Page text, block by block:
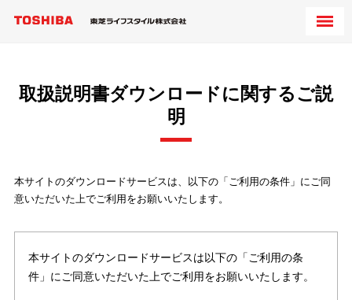
取扱説明書ダウンロードに関するご説
明
本サイトのダウンロードサービスは、以下の「ご利用の条件」にご同
意いただいた上でご利用をお願いいたします。
本サイトのダウンロードサービスは以下の「ご利用の条
件」にご同意いただいた上でご利用をお願いいたします。